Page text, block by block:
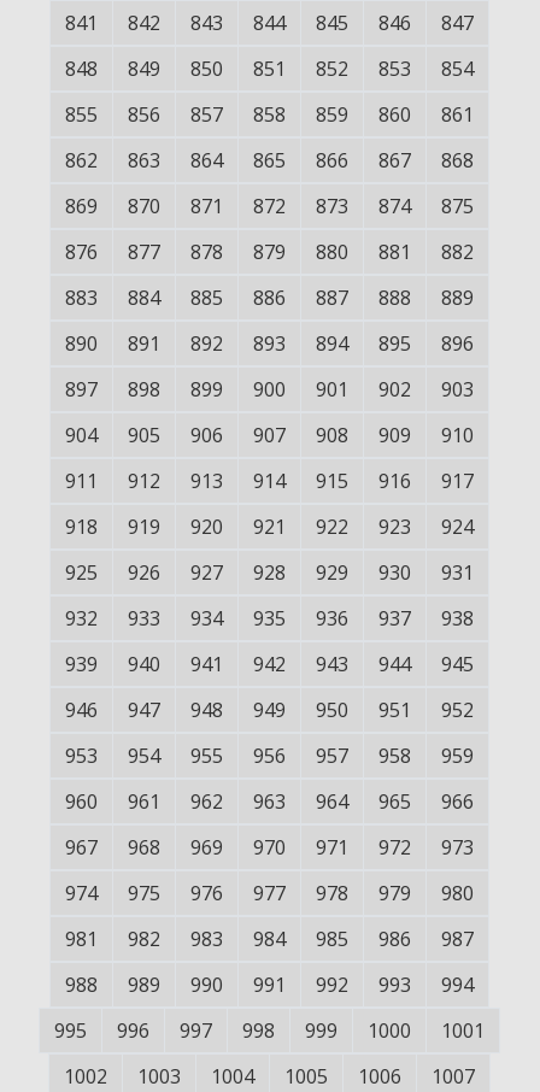
841 842 843 844 845 846
847
848
849 850 851 852 853
854
855
856 857 858 859 860
861
862
863 864 865 866 867
868
869
870 871 872 873 874
875
876
877 878 879 880 881
882
883
884 885 886 887 888
889
890
891 892 893 894 895
896
897
898 899 900 901 902
903
904
905 906 907 908 909
910
911
912 913 914 915 916
917
918
919 920 921 922 923
924
925
926 927 928 929 930
931
932
933 934 935 936 937
938
939
940 941 942 943 944
945
946
947 948 949 950 951
952
953
954 955 956 957 958
959
960
961 962 963 964 965
966
967
968 969 970 971 972
973
974
975 976 977 978 979
980
981
982 983 984 985 986
987
988
989 990 991 992 993
994
995
996 997 998 999 1000
1001
1002
1003 1004 1005 1006
1007